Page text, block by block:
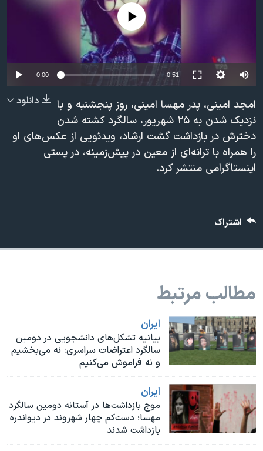
علم و فناوری
گالری عکس
آرشیو پخش زنده
انتخابات ریاست جمهوری آمریکا ۲۰۲۴
حمله جمهوری اسلامی به اسرائیل
رمز مهسا
اعتراضات زن، زندگی، آزادی
مجموعه مستندهای دادخواهی
تریبونال مردمی آبان ۹۸
قانون شفافیت دارائی کادر رهبری ایران
نرگس محمدی برنده جایزه نوبل صلح
همایش محافظه‌کاران آمریکا «سی‌پک»
صفحه‌های ویژه
سفر پرزیدنت ترامپ به چین
زبانهای مختلف
No media source currently available
0:00 0:51
دانلود
امجد امینی، پدر مهسا امینی، روز پنجشنبه و با
نزدیک شدن به ۲۵ شهریور، سالگرد کشته شدن
دخترش در بازداشت گشت ارشاد، ویدئویی از عکس‌های او
را همراه با ترانه‌ای از معین در پیش‌زمینه، در پستی
اینستاگرامی منتشر کرد.
اشتراک
مطالب مرتبط
ايران
بیانیه تشکل‌های دانشجویی در دومین
سالگرد اعتراضات سراسری: نه می‌بخشیم
و نه فراموش می‌کنیم
ايران
موج بازداشت‌ها در آستانه دومین سالگرد
مهسا؛ دست‌کم چهار شهروند در دیواندره
بازداشت شدند